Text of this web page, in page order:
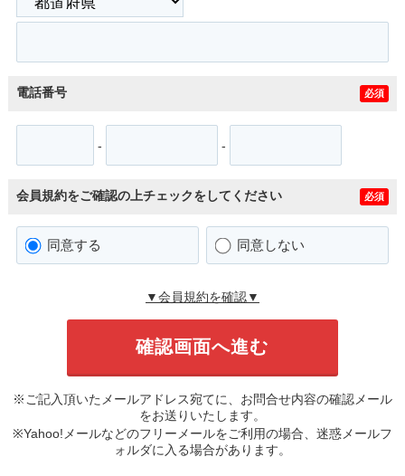
電話番号 必須
- -
会員規約をご確認の上チェックをしてください 必須
同意する 同意しない
▼会員規約を確認▼
※ご記入頂いたメールアドレス宛てに、お問合せ内容の確認メール
をお送りいたします。
※Yahoo!メールなどのフリーメールをご利用の場合、迷惑メールフ
ォルダに入る場合があります。